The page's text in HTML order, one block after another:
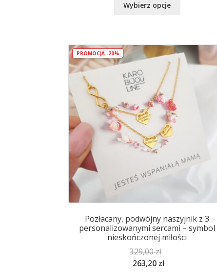
Wybierz opcje
wariantów.
Opcje
można
PROMOCJA -20%
Pozłacany, podwójny naszyjnik z 3
personalizowanymi sercami – symbol
nieskończonej miłości
329,00zł
263,20 zł